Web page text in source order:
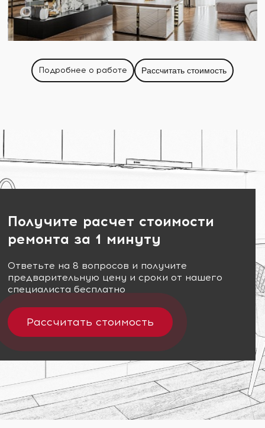
Подробнее о работе Рассчитать стоимость
Получите расчет стоимости
ремонта за 1 минуту
Ответьте на 8 вопросов и получите
предварительную цену и сроки от нашего
специалиста бесплатно
Рассчитать стоимость